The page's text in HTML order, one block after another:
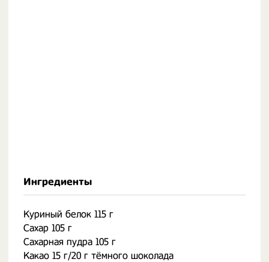
Ингредиенты
Куриный белок 115 г
Сахар 105 г
Сахарная пудра 105 г
Какао 15 г/20 г тёмного шоколада